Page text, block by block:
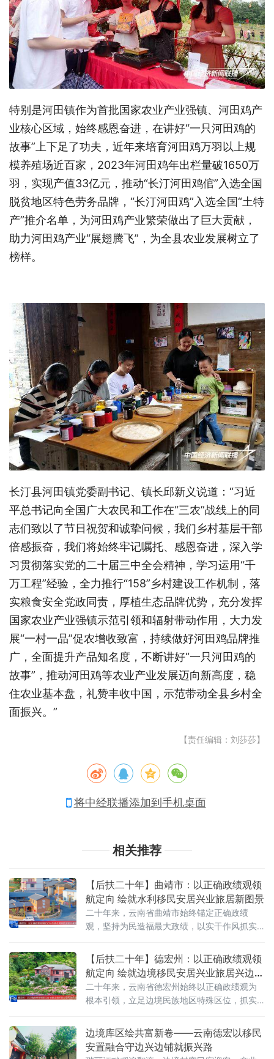
特别是河田镇作为首批国家农业产业强镇、河田鸡产
业核心区域，始终感恩奋进，在讲好“一只河田鸡的
故事”上下足了功夫，近年来培育河田鸡万羽以上规
模养殖场近百家，2023年河田鸡年出栏量破1650万
羽，实现产值33亿元，推动“长汀河田鸡倌”入选全国
脱贫地区特色劳务品牌，“长汀河田鸡”入选全国“土特
产”推介名单，为河田鸡产业繁荣做出了巨大贡献，
助力河田鸡产业“展翅腾飞”，为全县农业发展树立了
榜样。
长汀县河田镇党委副书记、镇长邱新义说道：“习近
平总书记向全国广大农民和工作在“三农”战线上的同
志们致以了节日祝贺和诚挚问候，我们乡村基层干部
倍感振奋，我们将始终牢记嘱托、感恩奋进，深入学
习贯彻落实党的二十届三中全会精神，学习运用“千
万工程”经验，全力推行“158”乡村建设工作机制，落
实粮食安全党政同责，厚植生态品牌优势，充分发挥
国家农业产业强镇示范引领和辐射带动作用，大力发
展“一村一品”促农增收致富，持续做好河田鸡品牌推
广，全面提升产品知名度，不断讲好“一只河田鸡的
故事”，推动河田鸡等农业产业发展迈向新高度，稳
住农业基本盘，礼赞丰收中国，示范带动全县乡村全
面振兴。”
【责任编辑：刘莎莎】
将中经联播添加到手机桌面
相关推荐
【后扶二十年】曲靖市：以正确政绩观领
航定向 绘就水利移民安居兴业旅居新图景
二十年来，云南省曲靖市始终锚定正确政绩
观，坚持为民造福最大政绩，以实干作风抓实
作。全市累计稳妥安置12.28万名水利水电移
民，实现移民安居、产业增收、旅居赋能全方
位提升，其中罗平阿岗水库、马龙车马碧水库
移民安置工作双双入选水利部全国移民安置高
质量发展典型案例
【后扶二十年】德宏州：以正确政绩观领
航定向 绘就边境移民安居兴业旅居兴边新
画卷
二十年来，云南省德宏州始终以正确政绩观为
根本引领，立足边境民族地区特殊区位，抓实
作。全州将移民工作深度融入兴边富民、民族
团结、乡村振兴和“旅居云南”建设大局，以安置
夯实安居根基、以特色产业激活造血动能、以
边境库区绘共富新卷——云南德宏以移民
安置融合守边兴边铺就振兴路